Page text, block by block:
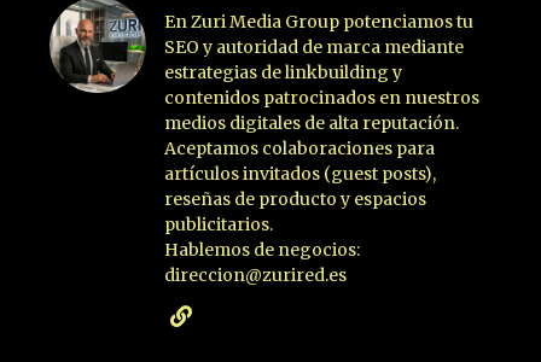
En Zuri Media Group potenciamos tu
SEO y autoridad de marca mediante
estrategias de linkbuilding y
contenidos patrocinados en nuestros
medios digitales de alta reputación.
Aceptamos colaboraciones para
artículos invitados (guest posts),
reseñas de producto y espacios
publicitarios.
Hablemos de negocios:
direccion@zurired.es